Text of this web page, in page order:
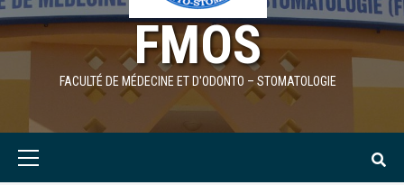
FMOS
FACULTÉ DE MÉDECINE ET D'ODONTO – STOMATOLOGIE